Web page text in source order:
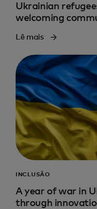
Ukrainian
welcoming
Lê mais
INCLUSÃO
A year of war in
through